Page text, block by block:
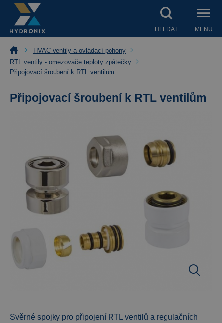
HLEDAT MENU
HVAC ventily a ovládací pohony
RTL ventily - omezovače teploty zpátečky
Připojovací šroubení k RTL ventilům
Připojovací šroubení k RTL ventilům
Svěrné spojky pro připojení RTL ventilů a regulačních